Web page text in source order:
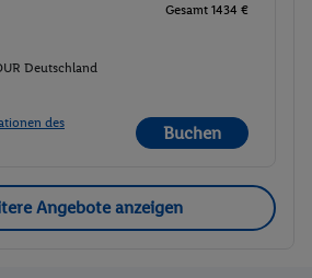
Gesamt 1434 €
Deutschland
des
Buchen
Angebote anzeigen